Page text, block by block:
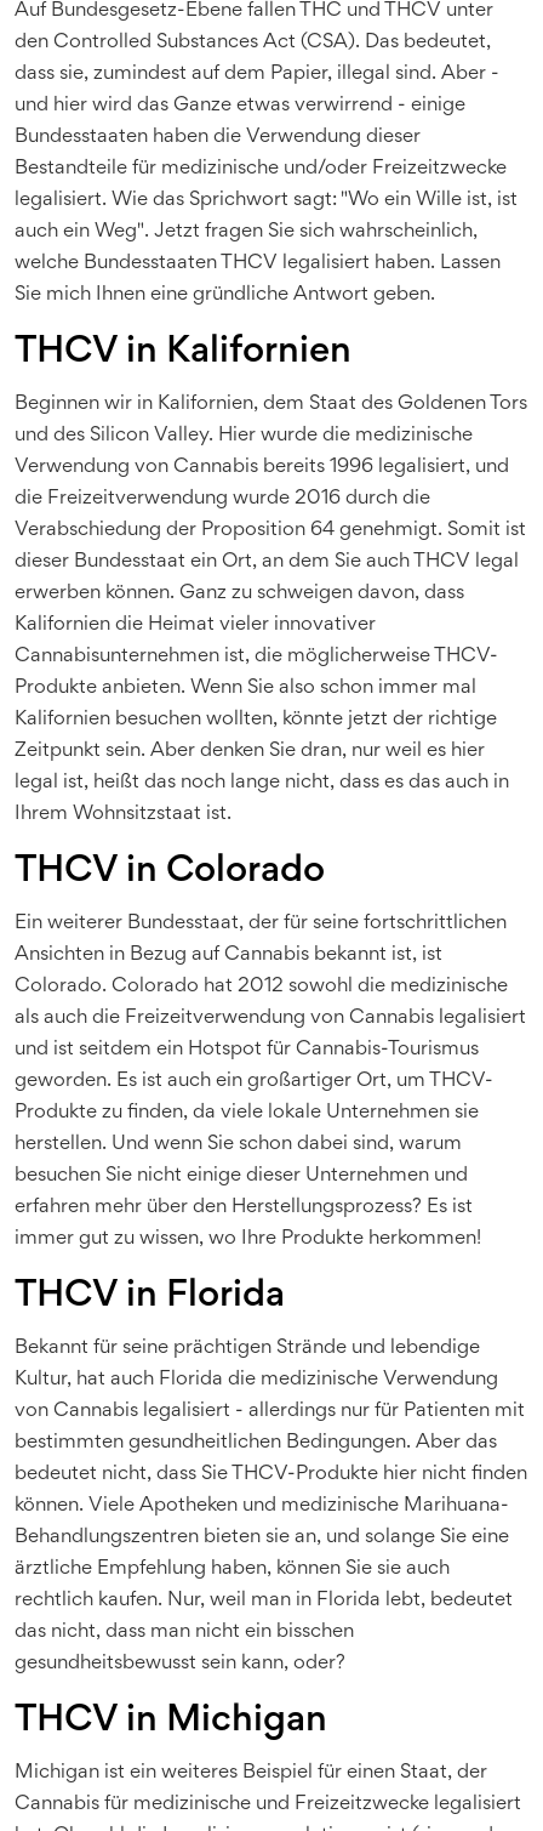
Auf Bundesgesetz-Ebene fallen THC und THCV unter
den Controlled Substances Act (CSA). Das bedeutet,
dass sie, zumindest auf dem Papier, illegal sind. Aber -
und hier wird das Ganze etwas verwirrend - einige
Bundesstaaten haben die Verwendung dieser
Bestandteile für medizinische und/oder Freizeitzwecke
legalisiert. Wie das Sprichwort sagt: "Wo ein Wille ist, ist
auch ein Weg". Jetzt fragen Sie sich wahrscheinlich,
welche Bundesstaaten THCV legalisiert haben. Lassen
Sie mich Ihnen eine gründliche Antwort geben.
THCV in Kalifornien
Beginnen wir in Kalifornien, dem Staat des Goldenen Tors
und des Silicon Valley. Hier wurde die medizinische
Verwendung von Cannabis bereits 1996 legalisiert, und
die Freizeitverwendung wurde 2016 durch die
Verabschiedung der Proposition 64 genehmigt. Somit ist
dieser Bundesstaat ein Ort, an dem Sie auch THCV legal
erwerben können. Ganz zu schweigen davon, dass
Kalifornien die Heimat vieler innovativer
Cannabisunternehmen ist, die möglicherweise THCV-
Produkte anbieten. Wenn Sie also schon immer mal
Kalifornien besuchen wollten, könnte jetzt der richtige
Zeitpunkt sein. Aber denken Sie dran, nur weil es hier
legal ist, heißt das noch lange nicht, dass es das auch in
Ihrem Wohnsitzstaat ist.
THCV in Colorado
Ein weiterer Bundesstaat, der für seine fortschrittlichen
Ansichten in Bezug auf Cannabis bekannt ist, ist
Colorado. Colorado hat 2012 sowohl die medizinische
als auch die Freizeitverwendung von Cannabis legalisiert
und ist seitdem ein Hotspot für Cannabis-Tourismus
geworden. Es ist auch ein großartiger Ort, um THCV-
Produkte zu finden, da viele lokale Unternehmen sie
herstellen. Und wenn Sie schon dabei sind, warum
besuchen Sie nicht einige dieser Unternehmen und
erfahren mehr über den Herstellungsprozess? Es ist
immer gut zu wissen, wo Ihre Produkte herkommen!
THCV in Florida
Bekannt für seine prächtigen Strände und lebendige
Kultur, hat auch Florida die medizinische Verwendung
von Cannabis legalisiert - allerdings nur für Patienten mit
bestimmten gesundheitlichen Bedingungen. Aber das
bedeutet nicht, dass Sie THCV-Produkte hier nicht finden
können. Viele Apotheken und medizinische Marihuana-
Behandlungszentren bieten sie an, und solange Sie eine
ärztliche Empfehlung haben, können Sie sie auch
rechtlich kaufen. Nur, weil man in Florida lebt, bedeutet
das nicht, dass man nicht ein bisschen
gesundheitsbewusst sein kann, oder?
THCV in Michigan
Michigan ist ein weiteres Beispiel für einen Staat, der
Cannabis für medizinische und Freizeitzwecke legalisiert